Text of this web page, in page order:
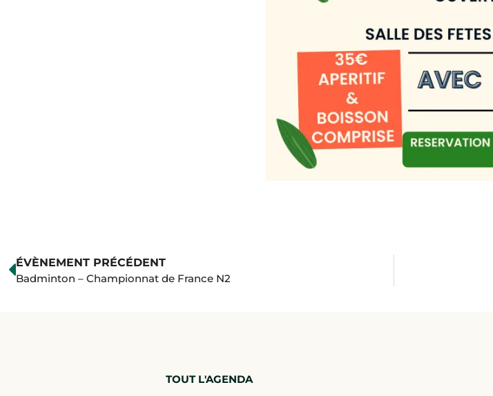
ÉVÈNEMENT PRÉCÉDENT
Badminton – Championnat de France N2
TOUT L'AGENDA